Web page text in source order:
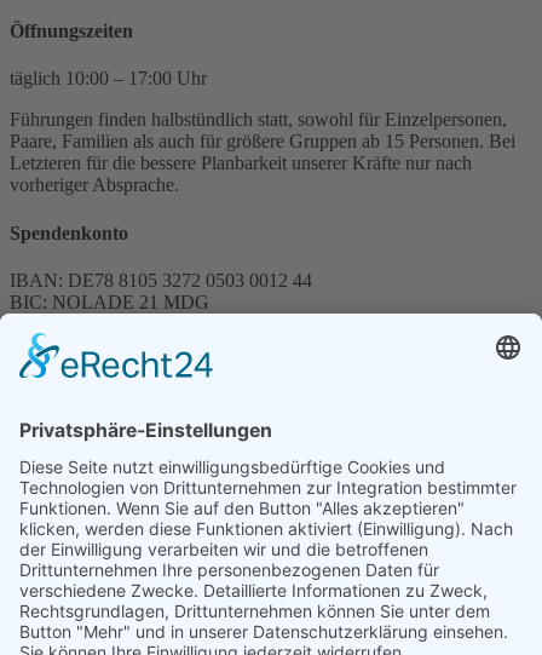
Öffnungszeiten
täglich 10:00 – 17:00 Uhr
Führungen finden halbstündlich statt, sowohl für Einzelpersonen,
Paare, Familien als auch für größere Gruppen ab 15 Personen. Bei
Letzteren für die bessere Planbarkeit unserer Kräfte nur nach
vorheriger Absprache.
Spendenkonto
IBAN: DE78 8105 3272 0503 0012 44
BIC: NOLADE 21 MDG
Spenden können steuerlich abgesetzt werden
Förderung
© 1987 – 2025
Storchenhof Loburg e.V.
Alle Rechte vorbehalten.
Cookie-Einstellungen
Navigation überspringen